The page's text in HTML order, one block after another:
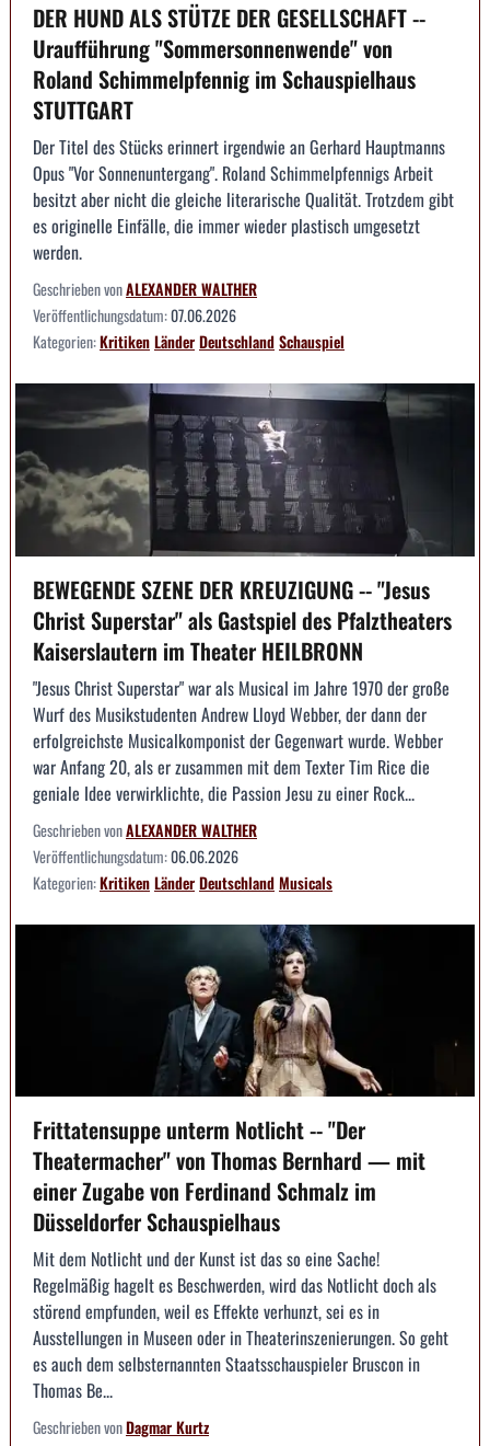
DER HUND ALS STÜTZE DER GESELLSCHAFT --
Uraufführung "Sommersonnenwende" von
Roland Schimmelpfennig im Schauspielhaus
STUTTGART
Der Titel des Stücks erinnert irgendwie an Gerhard Hauptmanns
Opus "Vor Sonnenuntergang". Roland Schimmelpfennigs Arbeit
besitzt aber nicht die gleiche literarische Qualität. Trotzdem gibt
es originelle Einfälle, die immer wieder plastisch umgesetzt
werden.
Geschrieben vonALEXANDER WALTHER
Veröffentlichungsdatum:07.06.2026
Kategorien:KritikenLänderDeutschlandSchauspiel
BEWEGENDE SZENE DER KREUZIGUNG -- "Jesus
Christ Superstar" als Gastspiel des Pfalztheaters
Kaiserslautern im Theater HEILBRONN
"Jesus Christ Superstar" war als Musical im Jahre 1970 der große
Wurf des Musikstudenten Andrew Lloyd Webber, der dann der
erfolgreichste Musicalkomponist der Gegenwart wurde. Webber
war Anfang 20, als er zusammen mit dem Texter Tim Rice die
geniale Idee verwirklichte, die Passion Jesu zu einer Rock...
Geschrieben vonALEXANDER WALTHER
Veröffentlichungsdatum:06.06.2026
Kategorien:KritikenLänderDeutschlandMusicals
Frittatensuppe unterm Notlicht -- "Der
Theatermacher" von Thomas Bernhard — mit
einer Zugabe von Ferdinand Schmalz im
Düsseldorfer Schauspielhaus
Mit dem Notlicht und der Kunst ist das so eine Sache!
Regelmäßig hagelt es Beschwerden, wird das Notlicht doch als
störend empfunden, weil es Effekte verhunzt, sei es in
Ausstellungen in Museen oder in Theaterinszenierungen. So geht
es auch dem selbsternannten Staatsschauspieler Bruscon in
Thomas Be...
Geschrieben vonDagmar Kurtz